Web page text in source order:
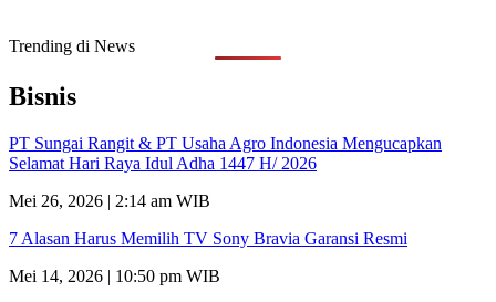
Trending di News
Bisnis
PT Sungai Rangit & PT Usaha Agro Indonesia Mengucapkan
Selamat Hari Raya Idul Adha 1447 H/ 2026
Mei 26, 2026 | 2:14 am WIB
7 Alasan Harus Memilih TV Sony Bravia Garansi Resmi
Mei 14, 2026 | 10:50 pm WIB